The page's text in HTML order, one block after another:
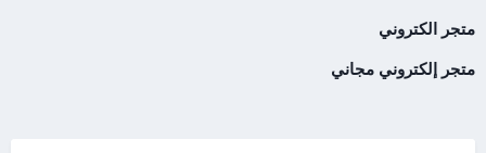
متجر الكتروني
متجر إلكتروني مجاني